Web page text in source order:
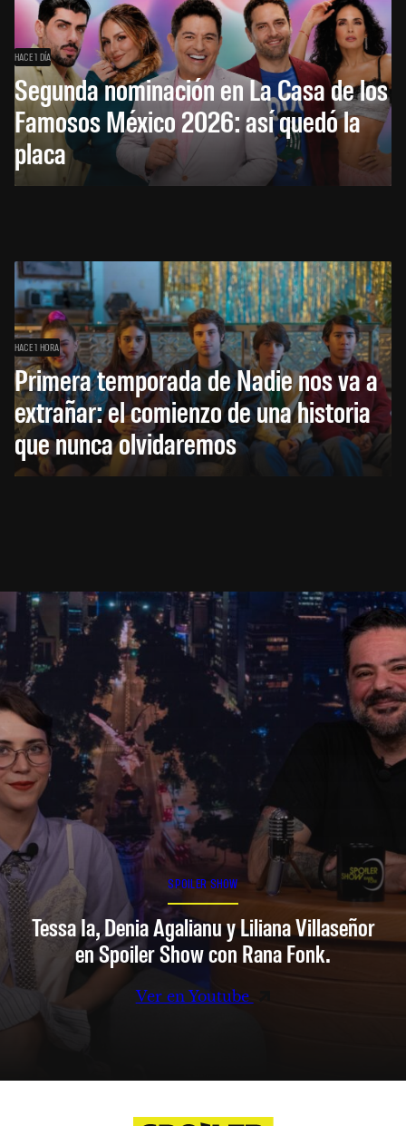
HACE 1 DÍA
Segunda nominación en La Casa de los
Famosos México 2026: así quedó la
placa
HACE 1 HORA
Primera temporada de Nadie nos va a
extrañar: el comienzo de una historia
que nunca olvidaremos
SPOILER SHOW
Tessa Ia, Denia Agalianu y Liliana Villaseñor
en Spoiler Show con Rana Fonk.
Ver en Youtube